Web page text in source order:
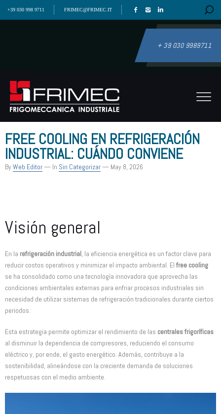
+39 030 998 9711 FRIMEC@FRIMEC.IT
+ 39 030 9989711
FREE COOLING EN REFRIGERACIÓN
INDUSTRIAL: CUÁNDO CONVIENE
ByWeb Editor— In Sin Categorizar— May 8, 2026
Visión general
En la refrigeración industrial, la eficiencia energética es un factor clave para
reducir costos operativos y minimizar el impacto ambiental. El free cooling
se ha consolidado como una tecnología innovadora que aprovecha las
condiciones ambientales externas para enfriar procesos industriales sin
necesidad de utilizar sistemas de refrigeración tradicionales durante ciertos
periodos.
Esta estrategia permite optimizar el rendimiento de las centrales frigoríficas
al disminuir la dependencia de compresores, reduciendo el consumo
eléctrico y, por ende, el gasto energético. Además, contribuye a la
sostenibilidad, alineándose con la creciente demanda de soluciones
respetuosas con el medio ambiente.